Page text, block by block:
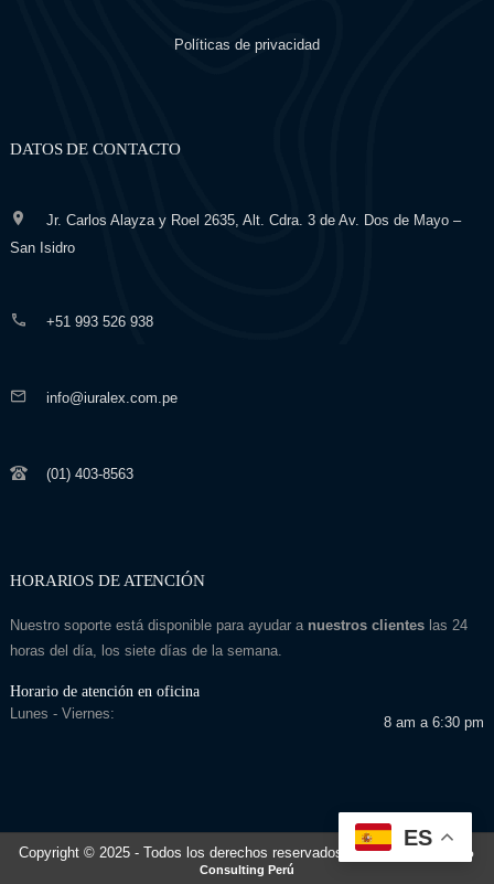
Políticas de privacidad
DATOS DE CONTACTO
Jr. Carlos Alayza y Roel 2635, Alt. Cdra. 3 de Av. Dos de Mayo –
San Isidro
+51 993 526 938
info@iuralex.com.pe
(01) 403-8563
HORARIOS DE ATENCIÓN
Nuestro soporte está disponible para ayudar a nuestros clienteslas 24
horas del día, los siete días de la semana.
Horario de atención en oficina
Lunes - Viernes:
8 am a 6:30 pm
Copyright © 2025- Todos los derechos reservados
Desarrollado por: Seo
Consulting Perú
ES